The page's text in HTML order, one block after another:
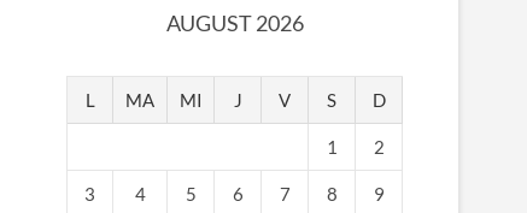
AUGUST 2026
L MA MI J V S D
1 2
3 4 5 6 7 8 9